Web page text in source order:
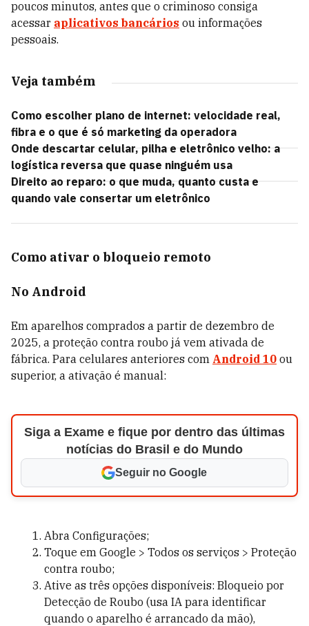
poucos minutos, antes que o criminoso consiga
acessar aplicativos bancários ou informações
pessoais.
Veja também
Como escolher plano de internet: velocidade real,
fibra e o que é só marketing da operadora
Onde descartar celular, pilha e eletrônico velho: a
logística reversa que quase ninguém usa
Direito ao reparo: o que muda, quanto custa e
quando vale consertar um eletrônico
Como ativar o bloqueio remoto
No Android
Em aparelhos comprados a partir de dezembro de
2025, a proteção contra roubo já vem ativada de
fábrica. Para celulares anteriores com Android 10 ou
superior, a ativação é manual:
Siga a Exame e fique por dentro das últimas
notícias do Brasil e do Mundo
Seguir no Google
Abra Configurações;
Toque em Google > Todos os serviços > Proteção
contra roubo;
Ative as três opções disponíveis: Bloqueio por
Detecção de Roubo (usa IA para identificar
quando o aparelho é arrancado da mão),